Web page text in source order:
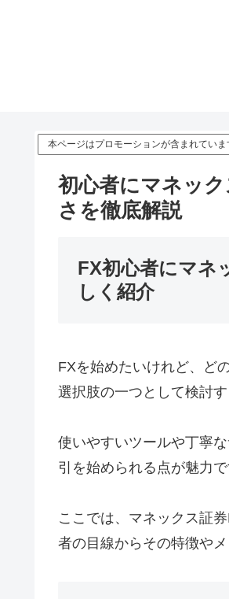
本ページはプロモーションが含まれていま
初心者にマネッ
さを徹底解説
FX初心者にマネ
しく紹介
FXを始めたいけれど、ど
選択肢の一つとして検討す
使いやすいツールや丁寧
引を始められる点が魅力で
ここでは、マネックス証
者の目線からその特徴や